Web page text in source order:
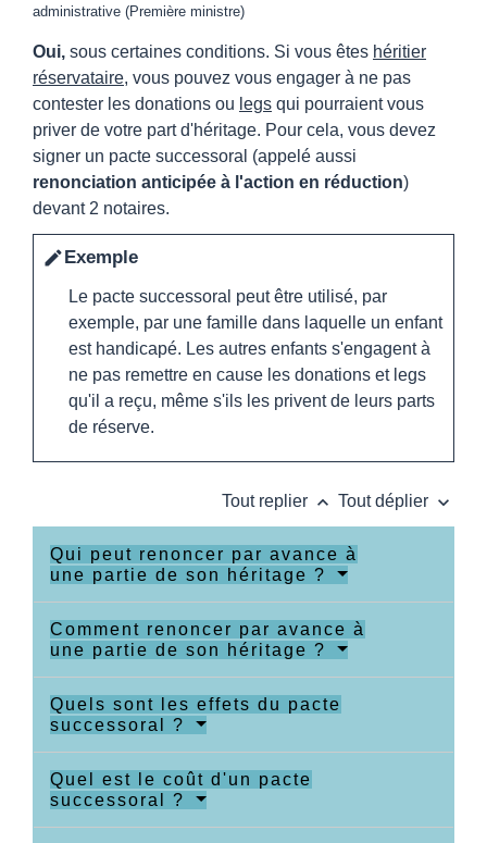
administrative (Première ministre)
Oui, sous certaines conditions. Si vous êtes héritier
réservataire, vous pouvez vous engager à ne pas
contester les donations ou legs qui pourraient vous
priver de votre part d'héritage. Pour cela, vous devez
signer un pacte successoral (appelé aussi
renonciation anticipée à l'action en réduction)
devant 2 notaires.
editExemple
Le pacte successoral peut être utilisé, par
exemple, par une famille dans laquelle un enfant
est handicapé. Les autres enfants s'engagent à
ne pas remettre en cause les donations et legs
qu'il a reçu, même s'ils les privent de leurs parts
de réserve.
Tout replier keyboard_arrow_up Tout déplier keyboard_arrow_down
Qui peut renoncer par avance à
une partie de son héritage ?
Comment renoncer par avance à
une partie de son héritage ?
Quels sont les effets du pacte
successoral ?
Quel est le coût d'un pacte
successoral ?